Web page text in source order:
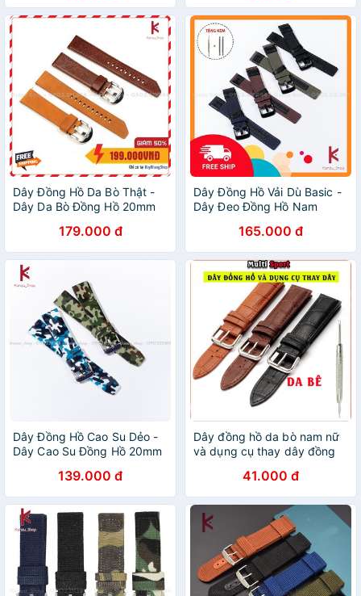
Dây Đồng Hồ Da Bò Thật -
Dây Da Bò Đồng Hồ 20mm
179.000 đ
Dây Đồng Hồ Vải Dù Basic -
Dây Đeo Đồng Hồ Nam
165.000 đ
Dây Đồng Hồ Cao Su Dẻo -
Dây Cao Su Đồng Hồ 20mm
139.000 đ
Dây đồng hồ da bò nam nữ
và dụng cụ thay dây đồng
41.000 đ